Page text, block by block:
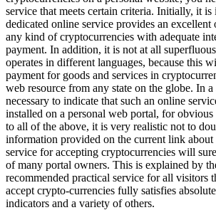
service that meets certain criteria. Initially, it is
dedicated online service provides an
any kind of cryptocurrencies with adequate
payment. In addition, it is not at all
operates in different languages, because this
payment for goods and services in
web resource from any state on the globe. In a
necessary to indicate that such an online
installed on a personal web portal, for obvious
to all of the above, it is very realistic not to
information provided on the current link about
service for accepting cryptocurrencies will
of many portal owners. This is explained by
recommended practical service for all visitors
accept crypto-currencies fully satisfies
indicators and a variety of others.